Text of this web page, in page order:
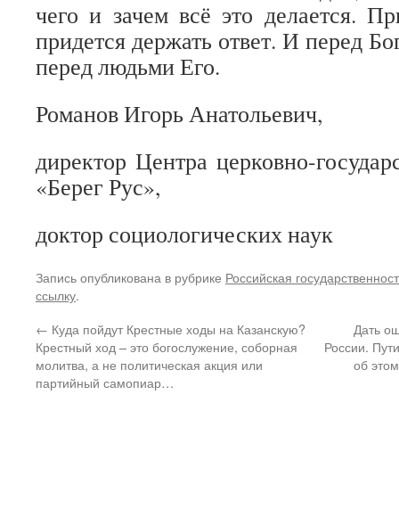
чего и зачем всё это делается.
придется держать ответ. И перед
перед людьми Его.
Романов Игорь Анатольевич,
директор Центра церковно-
«Берег Рус»,
доктор социологических наук
Запись опубликована в рубрике Российская
ссылку.
← Куда пойдут Крестные ходы на Казанскую?
Крестный ход – это богослужение, соборная
молитва, а не политическая акция или
партийный самопиар…
Дать
России.
об